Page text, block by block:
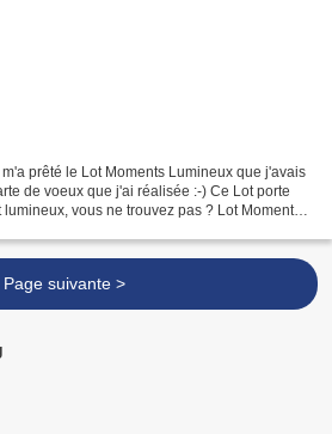
prêté le Lot Moments Lumineux que j'avais
de voeux que j'ai réalisée :-) Ce Lot porte
vous ne trouvez pas ? Lot Moments
Page suivante >